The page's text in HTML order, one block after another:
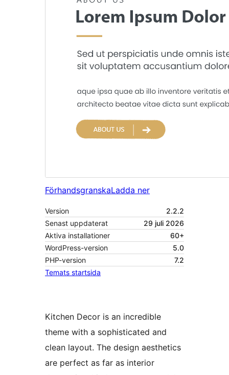
FörhandsgranskaLadda ner
Version
2.2.2
Senast uppdaterat
29 juli 2026
Aktiva installationer
60+
WordPress-version
5.0
PHP-version
7.2
Temats startsida
Kitchen Decor is an incredible
theme with a sophisticated and
clean layout. The design aesthetics
are perfect as far as interior